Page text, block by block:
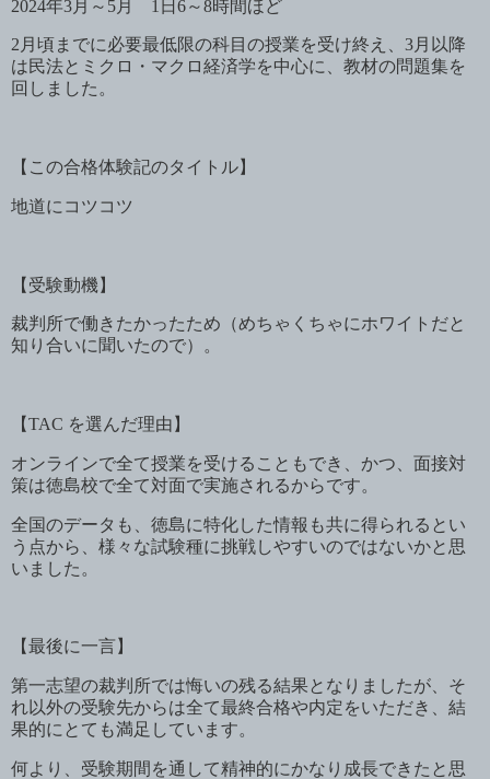
2024年3月～ 5月 1 日 6～8時間ほど
2 月頃までに必要最低限の科目の授業を受け終え、 3月以降
は民法とミクロ・マクロ経済学を中心に、教材の問題集を
回しました。
【この合格体験記のタイトル】
地道にコツコツ
【受験動機】
裁判所で働きたかったため（めちゃくちゃにホワイトだと
知り合いに聞いたので）。
【TAC を選んだ理由】
オンラインで全て授業を受けることもでき、かつ、面接対
策は徳島校で全て対面で実施されるからです。
全国のデータも、徳島に特化した情報も共に得られるとい
う点から、様々な試験種に挑戦しやすいのではないかと思
いました。
【最後に一言】
第一志望の裁判所では悔いの残る結果となりましたが、そ
れ以外の受験先からは全て最終合格や内定をいただき、結
果的にとても満足しています。
何より、受験期間を通して精神的にかなり成長できたと思